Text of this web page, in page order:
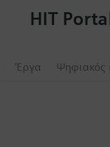
Έργα Ψηφιακός
HIT